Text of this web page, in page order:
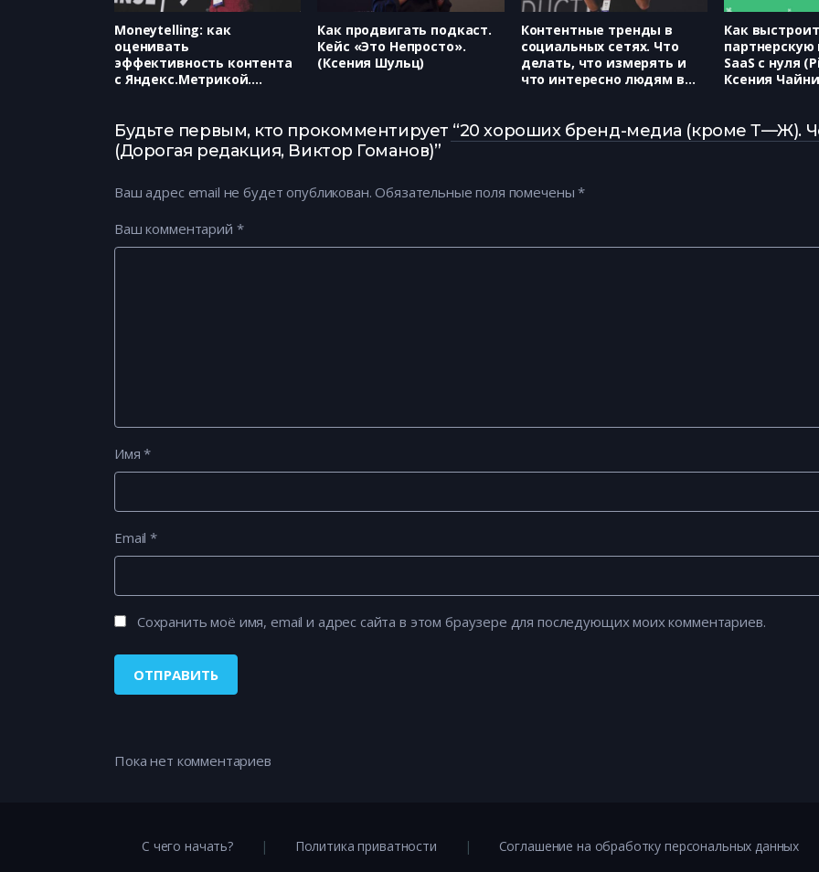
Moneytelling: как
оценивать
эффективность контента
с Яндекс.Метрикой.
Как продвигать подкаст.
Кейс «Это Непросто».
(Ксения Шульц)
Контентные тренды в
социальных сетях. Что
делать, что измерять и
что интересно людям в
Как
SaaS с нуля
Ксения
Будьте первым, кто прокомментирует “20 хороших бренд-медиа (кроме Т—Ж).
(Дорогая редакция, Виктор Гоманов)”
Ваш адрес email не будет опубликован. Обязательные поля помечены*
Ваш комментарий *
Имя*
Email*
Сохранить моё имя, email и адрес сайта в этом браузере для последующих моих комментариев.
Пока нет комментариев
С чего начать? Политика приватности Соглашение на обработку персональных данных